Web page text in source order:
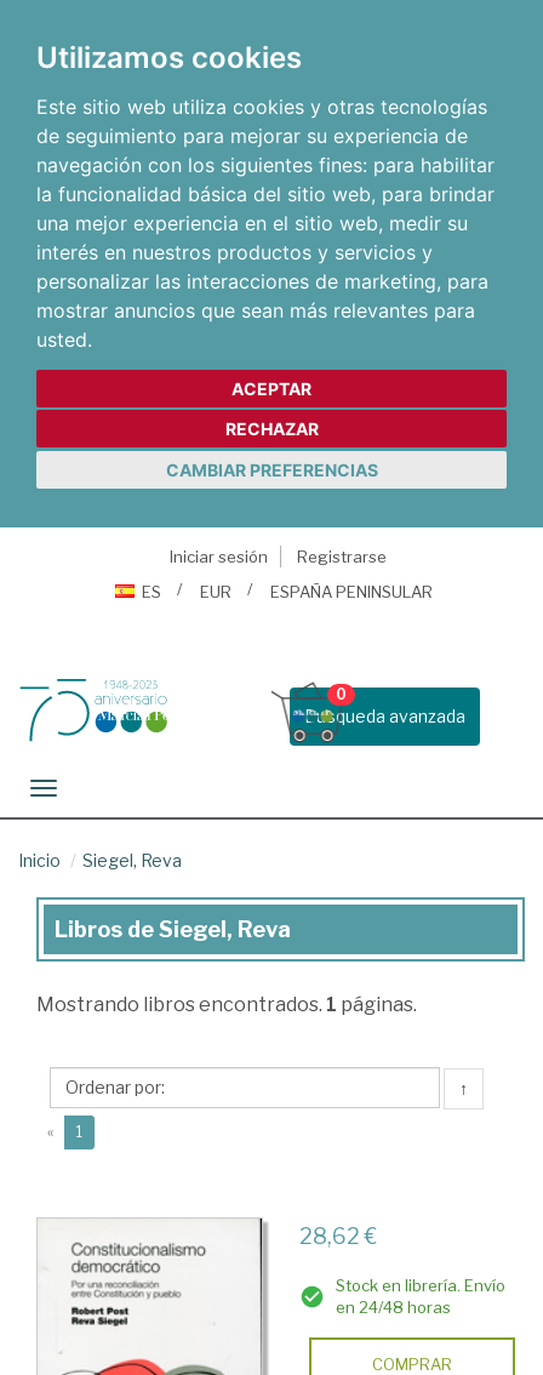
Utilizamos cookies
Este sitio web utiliza cookies y otras tecnologías
de seguimiento para mejorar su experiencia de
navegación con los siguientes fines: para habilitar
la funcionalidad básica del sitio web, para brindar
una mejor experiencia en el sitio web, medir su
interés en nuestros productos y servicios y
personalizar las interacciones de marketing, para
mostrar anuncios que sean más relevantes para
usted.
ACEPTAR
RECHAZAR
CAMBIAR PREFERENCIAS
Iniciar sesión
Registrarse
ES
EUR ESPAÑA PENINSULAR
Busqueda avanzada
0
Toggle navigation
Inicio Siegel, Reva
Libros
Siegel,
Libros de Siegel, Reva
Mostrando libros encontrados. 1 páginas.
↑
« 1
28,62 €
Stock en librería. Envío
en 24/48 horas
COMPRAR